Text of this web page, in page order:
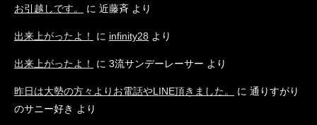
お引越しです。 に 近藤斉 より
出来上がったよ！ に infinity28 より
出来上がったよ！ に 3流サンデーレーサー より
昨日は大勢の方々よりお電話やLINE頂きました。 に 通りすがり
のサニー好き より